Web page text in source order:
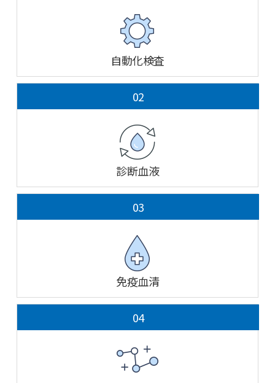
自動化検査
02
診断血液
03
免疫血清
04